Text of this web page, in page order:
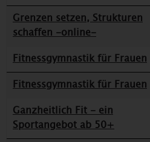
Grenzen setzen, Strukturen
schaffen -online-
Fitnessgymnastik für Frauen
Fitnessgymnastik für Frauen
Ganzheitlich Fit - ein
Sportangebot ab 50+